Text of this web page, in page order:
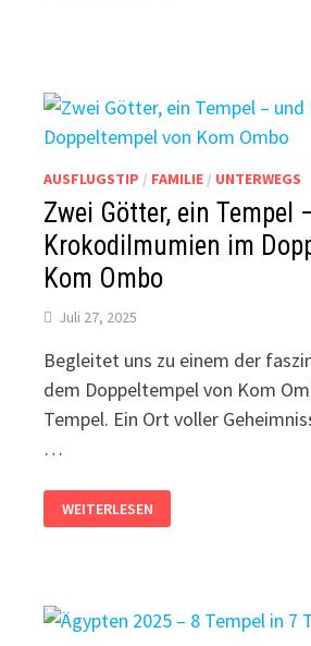
ÄGYPTEN!
AUSFLUGSTIP / FAMILIE/ UNTERWEGS
Zwei Götter, ein Tempel
Krokodilmumien im
Kom Ombo
Juli 27, 2025
Begleitet uns zu einem der
dem Doppeltempel von Kom
Tempel. Ein Ort voller
…
GÖTTER,
EIN
IM
DOPPELTEMPEL
VON
WEITERLESEN